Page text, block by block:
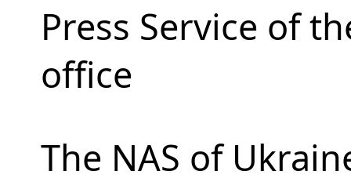
Press Service of
office
The NAS of